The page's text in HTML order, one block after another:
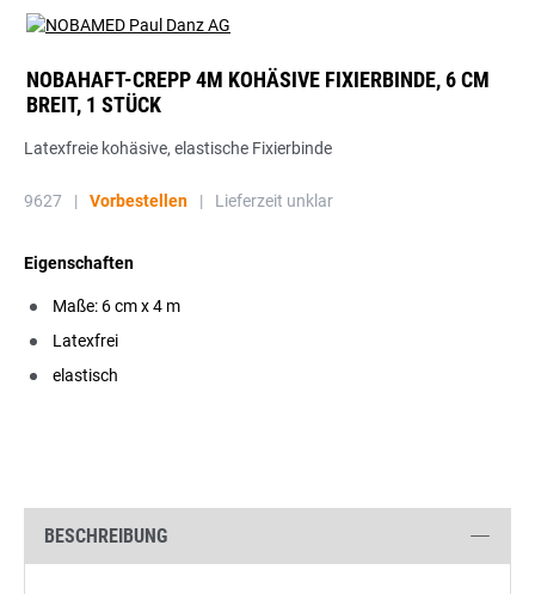
NOBAHAFT-CREPP 4M KOHÄSIVE FIXIERBINDE, 6 CM
BREIT, 1 STÜCK
Latexfreie kohäsive, elastische Fixierbinde
9627 | Vorbestellen | Lieferzeit unklar
Eigenschaften
Maße: 6 cm x 4 m
Latexfrei
elastisch
BESCHREIBUNG